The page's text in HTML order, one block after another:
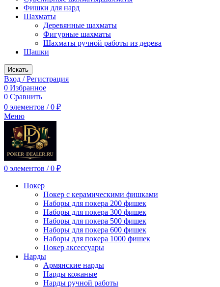
Фишки для нард
Шахматы
Деревянные шахматы
Фигурные шахматы
Шахматы ручной работы из дерева
Шашки
Искать
Вход / Регистрация
0 Избранное
0 Сравнить
0 элементов / 0 ₽
Меню
0 элементов / 0 ₽
Покер
Покер с керамическими фишками
Наборы для покера 200 фишек
Наборы для покера 300 фишек
Наборы для покера 500 фишек
Наборы для покера 600 фишек
Наборы для покера 1000 фишек
Покер аксессуары
Нарды
Армянские нарды
Нарды кожаные
Нарды ручной работы